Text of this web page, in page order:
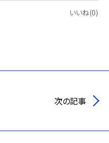
いいね(0)
次の記事